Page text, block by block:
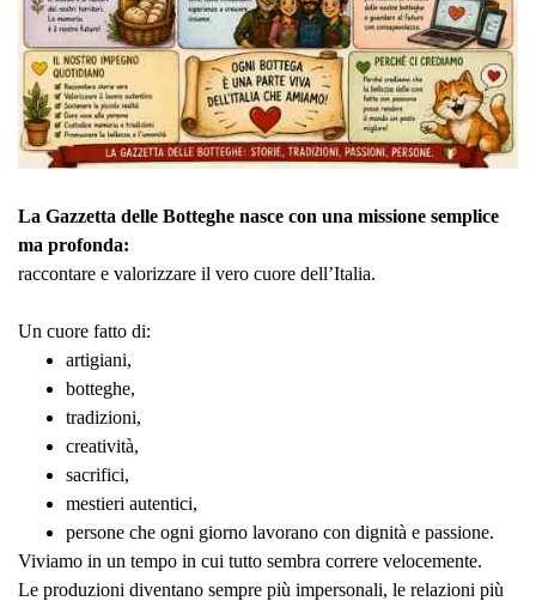
La Gazzetta delle Botteghe nasce con una missione semplice
ma profonda:
raccontare e valorizzare il vero cuore dell’Italia.
Un cuore fatto di:
artigiani,
botteghe,
tradizioni,
creatività,
sacrifici,
mestieri autentici,
persone che ogni giorno lavorano con dignità e passione.
Viviamo in un tempo in cui tutto sembra correre velocemente.
Le produzioni diventano sempre più impersonali, le relazioni più